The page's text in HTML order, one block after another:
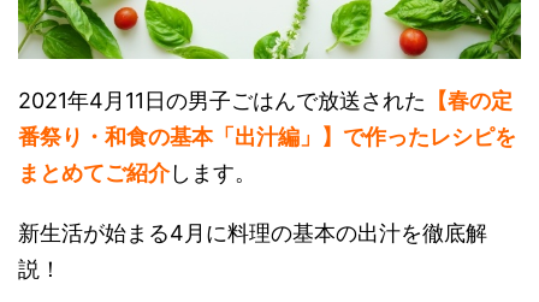
2021年4月11日の男子ごはんで放送された 【春の定
番祭り・和食の基本「出汁編」】で作ったレシピを
まとめてご紹介します。
新生活が始まる4月に料理の基本の出汁を徹底解
説！